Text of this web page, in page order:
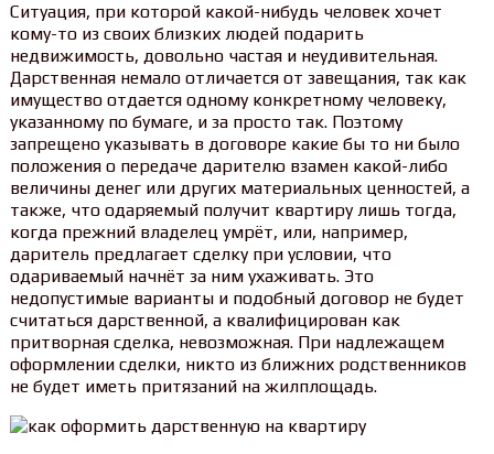
Ситуация, при которой какой-нибудь человек хочет
кому-то из своих близких людей подарить
недвижимость, довольно частая и неудивительная.
Дарственная немало отличается от завещания, так как
имущество отдается одному конкретному человеку,
указанному по бумаге, и за просто так. Поэтому
запрещено указывать в договоре какие бы то ни было
положения о передаче дарителю взамен какой-либо
величины денег или других материальных ценностей, а
также, что одаряемый получит квартиру лишь тогда,
когда прежний владелец умрёт, или, например,
даритель предлагает сделку при условии, что
одариваемый начнёт за ним ухаживать. Это
недопустимые варианты и подобный договор не будет
считаться дарственной, а квалифицирован как
притворная сделка, невозможная. При надлежащем
оформлении сделки, никто из ближних родственников
не будет иметь притязаний на жилплощадь.